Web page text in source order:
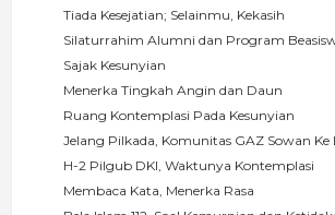
Tiada Kesejatian; Selainmu, Kekasih
Silaturrahim Alumni dan Program
Sajak Kesunyian
Menerka Tingkah Angin dan Daun
Ruang Kontemplasi Pada Kesunyian
Jelang Pilkada, Komunitas GAZ Sowan
H-2 Pilgub DKI, Waktunya Kontemplasi
Membaca Kata, Menerka Rasa